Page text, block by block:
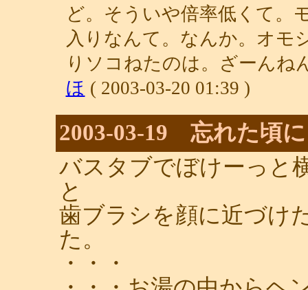
ど。そういや倍率低くて。
入りなんて。なんか。オモ
りソコねたのは。ざーん
ほ ( 2003-03-20 01:39 )
2003-03-19 忘れた頃に
バスタブでぼけーっと
と
歯ブラシを顔に近づけ
た。
・・・